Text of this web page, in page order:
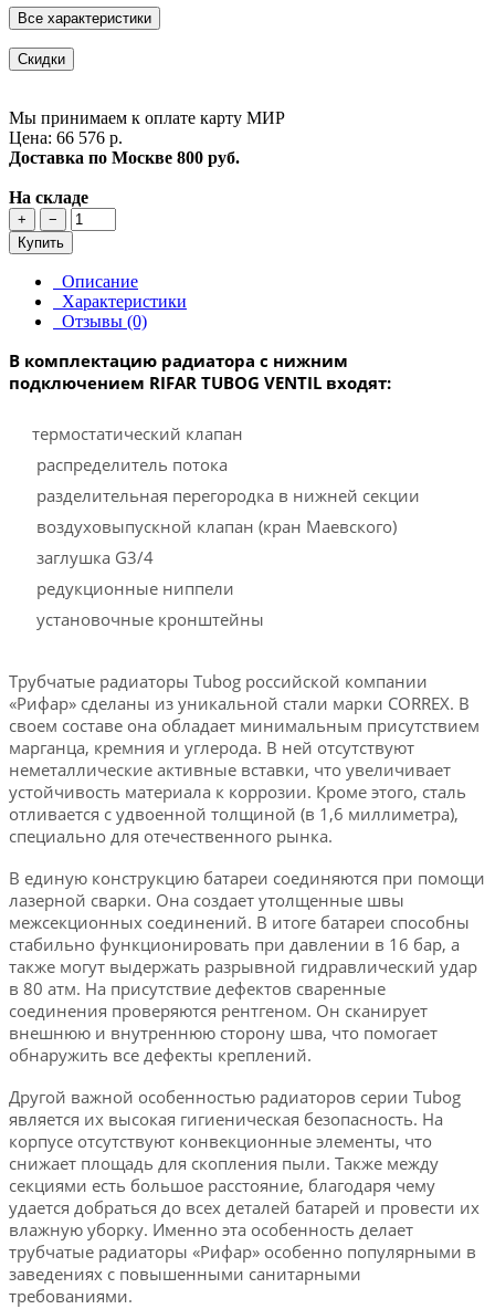
Все характеристики
Скидки
Мы принимаем к оплате карту МИР
Цена: 66 576 р.
Доставка по Москве 800 руб.
На складе
+
−
Купить
Описание
Характеристики
Отзывы (0)
В комплектацию радиатора с нижним
подключением RIFAR TUBOG VENTIL входят:
термостатический клапан
распределитель потока
разделительная перегородка в нижней секции
воздуховыпускной клапан (кран Маевского)
заглушка G3/4
редукционные ниппели
установочные кронштейны
Трубчатые радиаторы Tubog российской компании
«Рифар» сделаны из уникальной стали марки CORREX. В
своем составе она обладает минимальным присутствием
марганца, кремния и углерода. В ней отсутствуют
неметаллические активные вставки, что увеличивает
устойчивость материала к коррозии. Кроме этого, сталь
отливается с удвоенной толщиной (в 1,6 миллиметра),
специально для отечественного рынка.
В единую конструкцию батареи соединяются при помощи
лазерной сварки. Она создает утолщенные швы
межсекционных соединений. В итоге батареи способны
стабильно функционировать при давлении в 16 бар, а
также могут выдержать разрывной гидравлический удар
в 80 атм. На присутствие дефектов сваренные
соединения проверяются рентгеном. Он сканирует
внешнюю и внутреннюю сторону шва, что помогает
обнаружить все дефекты креплений.
Другой важной особенностью радиаторов серии Tubog
является их высокая гигиеническая безопасность. На
корпусе отсутствуют конвекционные элементы, что
снижает площадь для скопления пыли. Также между
секциями есть большое расстояние, благодаря чему
удается добраться до всех деталей батарей и провести их
влажную уборку. Именно эта особенность делает
трубчатые радиаторы «Рифар» особенно популярными в
заведениях с повышенными санитарными
требованиями.